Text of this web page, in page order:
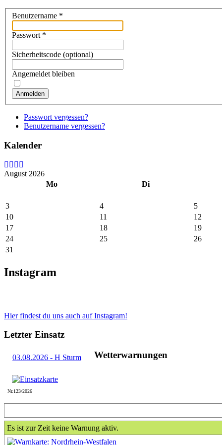
Benutzername *
Passwort*
Sicherheitscode (optional)
Angemeldet bleiben
Anmelden
Passwort vergessen?
Benutzername vergessen?
Kalender
August 2026
Mo
Di
3 4
5
10
11
12
17
18
19
24
25
26
31
Instagram
Hier findest du uns auch auf Instagram!
Letzter Einsatz
03.08.2026 - H Sturm
Nr.123/2026
Wetterwarnungen
Es ist zur Zeit keine Warnung aktiv.